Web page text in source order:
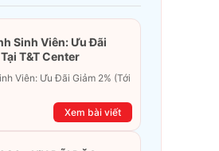
Sinh Viên: Ưu Đãi
T&T Center
Viên: Ưu Đãi Giảm 2% (Tới
Xem bài viết